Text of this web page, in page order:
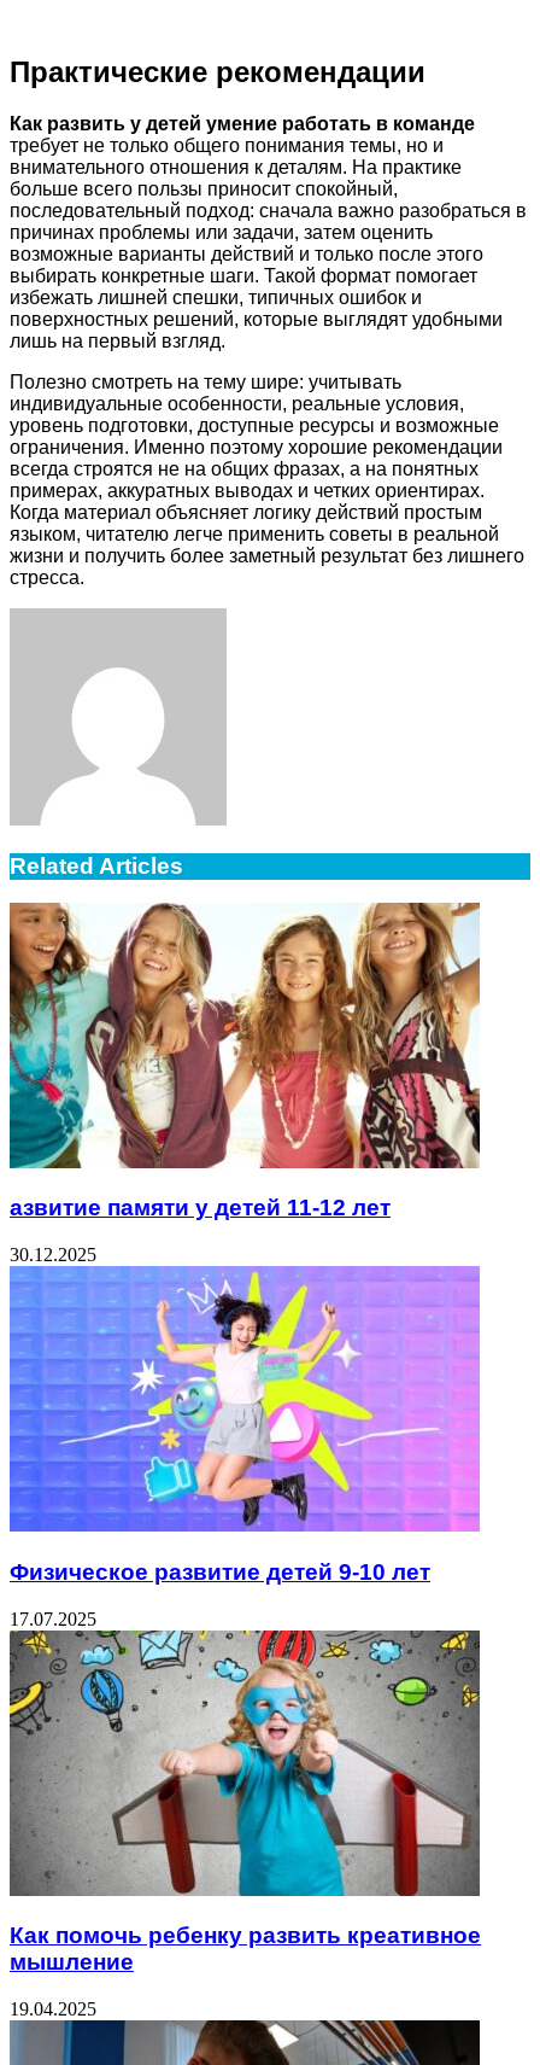
Практические рекомендации
Как развить у детей умение работать в команде
требует не только общего понимания темы, но и
внимательного отношения к деталям. На практике
больше всего пользы приносит спокойный,
последовательный подход: сначала важно разобраться в
причинах проблемы или задачи, затем оценить
возможные варианты действий и только после этого
выбирать конкретные шаги. Такой формат помогает
избежать лишней спешки, типичных ошибок и
поверхностных решений, которые выглядят удобными
лишь на первый взгляд.
Полезно смотреть на тему шире: учитывать
индивидуальные особенности, реальные условия,
уровень подготовки, доступные ресурсы и возможные
ограничения. Именно поэтому хорошие рекомендации
всегда строятся не на общих фразах, а на понятных
примерах, аккуратных выводах и четких ориентирах.
Когда материал объясняет логику действий простым
языком, читателю легче применить советы в реальной
жизни и получить более заметный результат без лишнего
стресса.
Related Articles
азвитие памяти у детей 11-12 лет
30.12.2025
Физическое развитие детей 9-10 лет
17.07.2025
Как помочь ребенку развить креативное
мышление
19.04.2025